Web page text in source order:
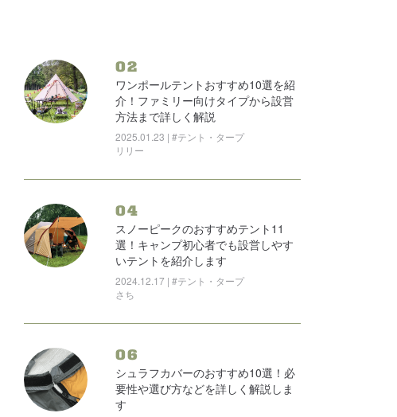
02
ワンポールテントおすすめ10選を紹
介！ファミリー向けタイプから設営
方法まで詳しく解説
2025.01.23 | #テント・タープ
リリー
04
スノーピークのおすすめテント11
選！キャンプ初心者でも設営しやす
いテントを紹介します
2024.12.17 | #テント・タープ
さち
06
シュラフカバーのおすすめ10選！必
要性や選び方などを詳しく解説しま
す